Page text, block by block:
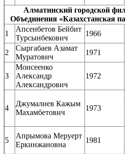
Алматинский городской
Объединения «Казахстанская
1
Апсенбетов Бейбит
Турсынбекович
1966
2
Сыргабаев Азамат
Муратович
1971
3
Моисеенко
Александр
Александрович
1972
4
Джумалиев Кажым
Махамбетович
1973
5
Апрымова Меруерт
Еркинжановна
1981